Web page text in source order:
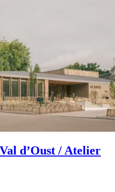
d’Oust / Atelier